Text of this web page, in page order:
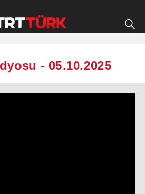
- 05.10.2025